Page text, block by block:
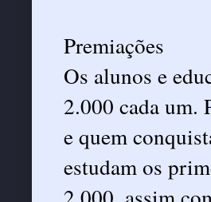
Premiações
Os alunos e
2.000 cada um.
e quem
estudam os